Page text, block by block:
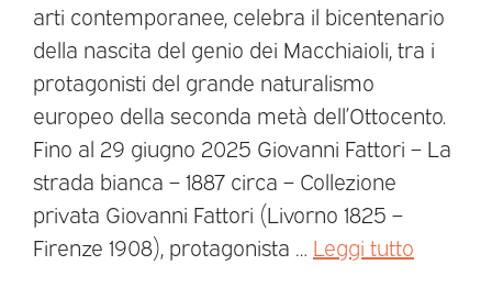
arti contemporanee, celebra il bicentenario
della nascita del genio dei Macchiaioli, tra i
protagonisti del grande naturalismo
europeo della seconda metà dell’Ottocento.
Fino al 29 giugno 2025 Giovanni Fattori – La
strada bianca – 1887 circa – Collezione
privata Giovanni Fattori (Livorno 1825 –
Firenze 1908), protagonista … Leggi tutto